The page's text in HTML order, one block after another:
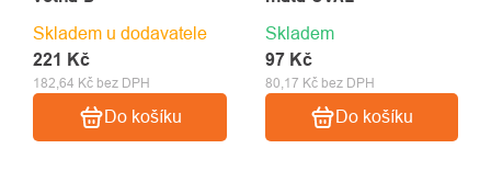
Skladem u dodavatele
182,64 Kč bez DPH
221 Kč
Do košíku
Skladem
80,17 Kč bez DPH
97 Kč
Do košíku